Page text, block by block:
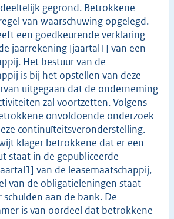
gegrond. Betrokkene
van waarschuwing opgelegd.
een goedkeurende verklaring
jaarrekening [jaartal1] van een
Het bestuur van de
is bij het opstellen van deze
uitgegaan dat de onderneming
zal voortzetten. Volgens
onvoldoende onderzoek
continuïteitsveronderstelling.
klager betrokkene dat er een
staat in de gepubliceerde
van de leasemaatschappij,
van de obligatieleningen staat
aan de bank. De
is van oordeel dat betrokkene